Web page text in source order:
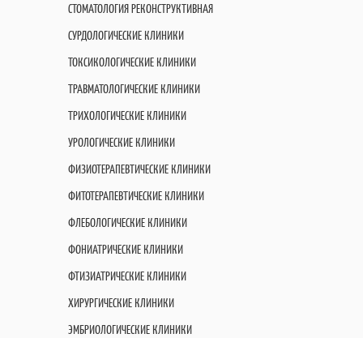
СТОМАТОЛОГИЯ РЕКОНСТРУКТИВНАЯ
СУРДОЛОГИЧЕСКИЕ КЛИНИКИ
ТОКСИКОЛОГИЧЕСКИЕ КЛИНИКИ
ТРАВМАТОЛОГИЧЕСКИЕ КЛИНИКИ
ТРИХОЛОГИЧЕСКИЕ КЛИНИКИ
УРОЛОГИЧЕСКИЕ КЛИНИКИ
ФИЗИОТЕРАПЕВТИЧЕСКИЕ КЛИНИКИ
ФИТОТЕРАПЕВТИЧЕСКИЕ КЛИНИКИ
ФЛЕБОЛОГИЧЕСКИЕ КЛИНИКИ
ФОНИАТРИЧЕСКИЕ КЛИНИКИ
ФТИЗИАТРИЧЕСКИЕ КЛИНИКИ
ХИРУРГИЧЕСКИЕ КЛИНИКИ
ЭМБРИОЛОГИЧЕСКИЕ КЛИНИКИ